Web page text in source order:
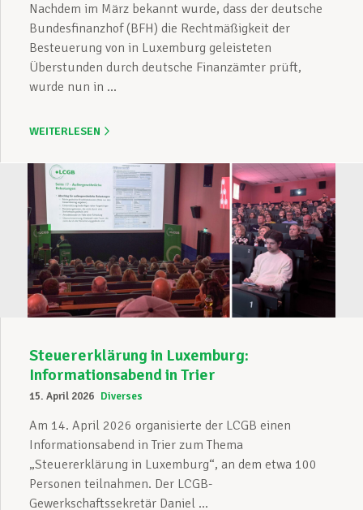
Nachdem im März bekannt wurde, dass der deutsche
Bundesfinanzhof (BFH) die Rechtmäßigkeit der
Besteuerung von in Luxemburg geleisteten
Überstunden durch deutsche Finanzämter prüft,
wurde nun in ...
WEITERLESEN
Steuererklärung in Luxemburg:
Informationsabend in Trier
15. April 2026 Diverses
Am 14. April 2026 organisierte der LCGB einen
Informationsabend in Trier zum Thema
„Steuererklärung in Luxemburg“, an dem etwa 100
Personen teilnahmen. Der LCGB-
Gewerkschaftssekretär Daniel ...